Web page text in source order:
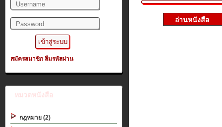
สมัครสมาชิก ลืมรหัสผ่าน
หมวดหนังสือ
กฎหมาย (2)